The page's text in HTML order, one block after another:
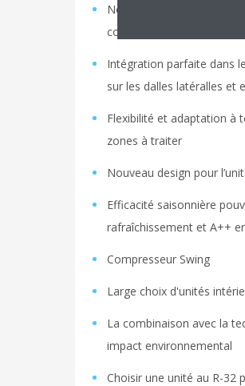
Nouvelle plage de
confort dans les conditions
Intégration parfaite dans
sur les dalles latéralles et
Flexibilité et adaptation à
zones à traiter
Nouveau design pour
Efficacité saisonnière
rafraîchissement et A++
Compresseur Swing
Large choix d'unités
La combinaison avec la
impact environnemental
Choisir une unité au R-32